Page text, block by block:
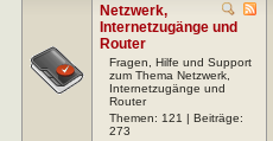
Netzwerk,
Internetzugänge und
Router
Fragen, Hilfe und Support
zum Thema Netzwerk,
Internetzugänge und
Router
Themen: 121 | Beiträge:
273